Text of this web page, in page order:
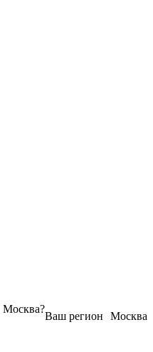
Москва
Ваш регион
Москва?